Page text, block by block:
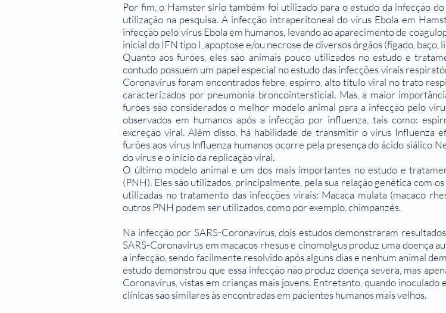
Por fim, o Hamster sírio também foi utilizado para o estudo da infecção
utilização na pesquisa. A infecção intraperitoneal do vírus Ebola em
infecção pelo vírus Ebola em humanos, levando ao aparecimento de
inicial do IFN tipo I, apoptose e/ou necrose de diversos órgãos (fígado, baço,
Quanto aos furões, eles são animais pouco utilizados no estudo e
contudo possuem um papel especial no estudo das infecções virais
Coronavírus foram encontrados febre, espirro, alto título viral no trato
caracterizados por pneumonia broncointersticial. Mas, a maior
furões são considerados o melhor modelo animal para a infecção pelo
observados em humanos após a infecção por influenza, tais como:
excreção viral. Além disso, há habilidade de transmitir o vírus Influenza
furões aos vírus Influenza humanos ocorre pela presença do ácido siálico
do vírus e o início da replicação viral.
O último modelo animal e um dos mais importantes no estudo e
(PNH). Eles são utilizados, principalmente, pela sua relação genética com
utilizadas no tratamento das infecções virais: Macaca mulata (macaco
outros PNH podem ser utilizados, como por exemplo, chimpanzés.
Na infecção por SARS-Coronavírus, dois estudos demonstraram
SARS-Coronavírus em macacos rhesus e cinomolgus produz uma doença
a infecção, sendo facilmente resolvido após alguns dias e nenhum animal
estudo demonstrou que essa infecção não produz doença severa, mas
Coronavírus, vistas em crianças mais jovens. Entretanto, quando inoculado
clínicas são similares às encontradas em pacientes humanos mais velhos.